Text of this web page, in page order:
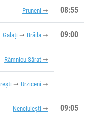
Pruneni 08:55
Galați Brăila 09:00
Râmnicu Sărat
Urziceni
Nenciulești 09:05